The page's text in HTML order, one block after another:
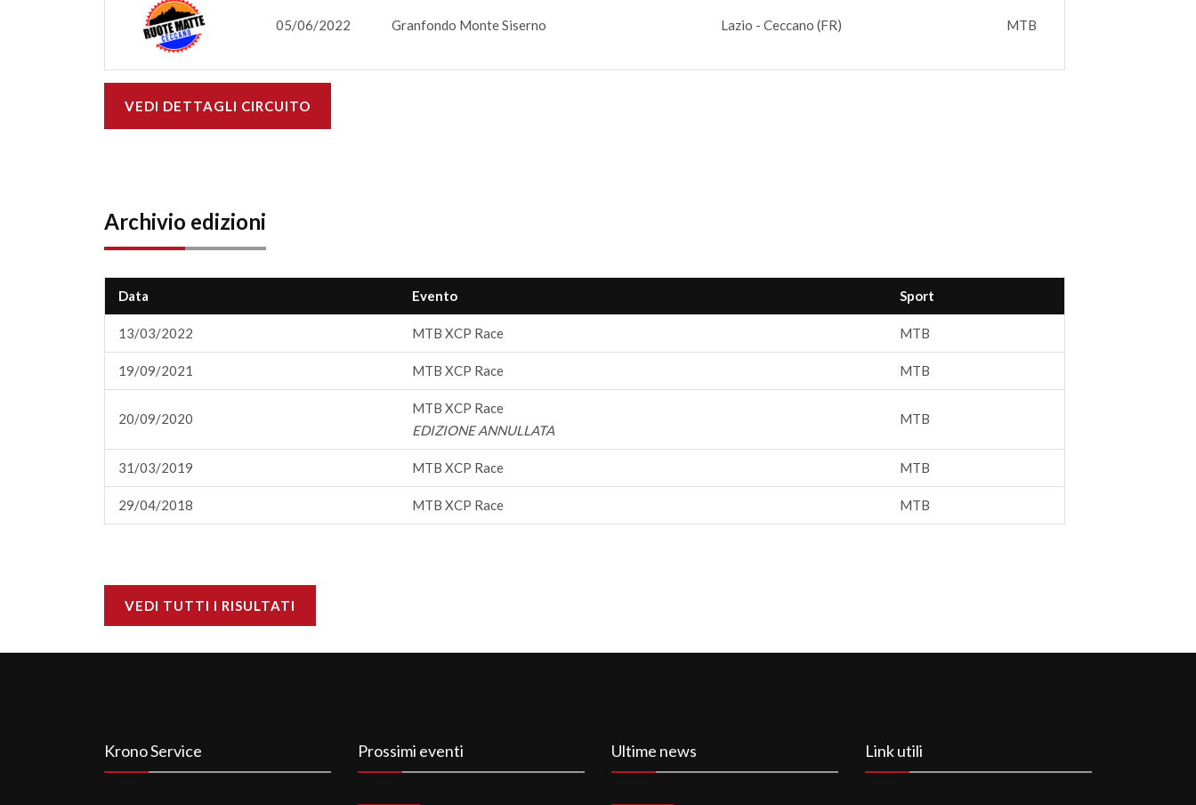
05/06/2022 Granfondo Monte Siserno Lazio - Ceccano (FR) MTB
VEDI DETTAGLI CIRCUITO
Archivio edizioni
Data Evento Sport
13/03/2022 MTB XCP Race MTB
19/09/2021 MTB XCP Race MTB
20/09/2020
MTB XCP Race
EDIZIONE ANNULLATA
MTB
31/03/2019 MTB XCP Race MTB
29/04/2018 MTB XCP Race MTB
VEDI TUTTI I RISULTATI
Krono Service Prossimi eventi Ultime news Link utili